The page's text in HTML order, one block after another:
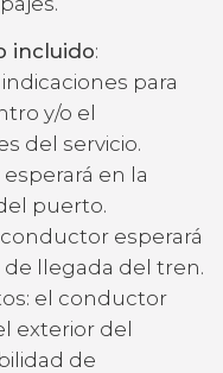
incluido:
para
y/o el
del servicio.
en la
puerto.
esperará
llegada del tren.
el conductor
exterior del
de